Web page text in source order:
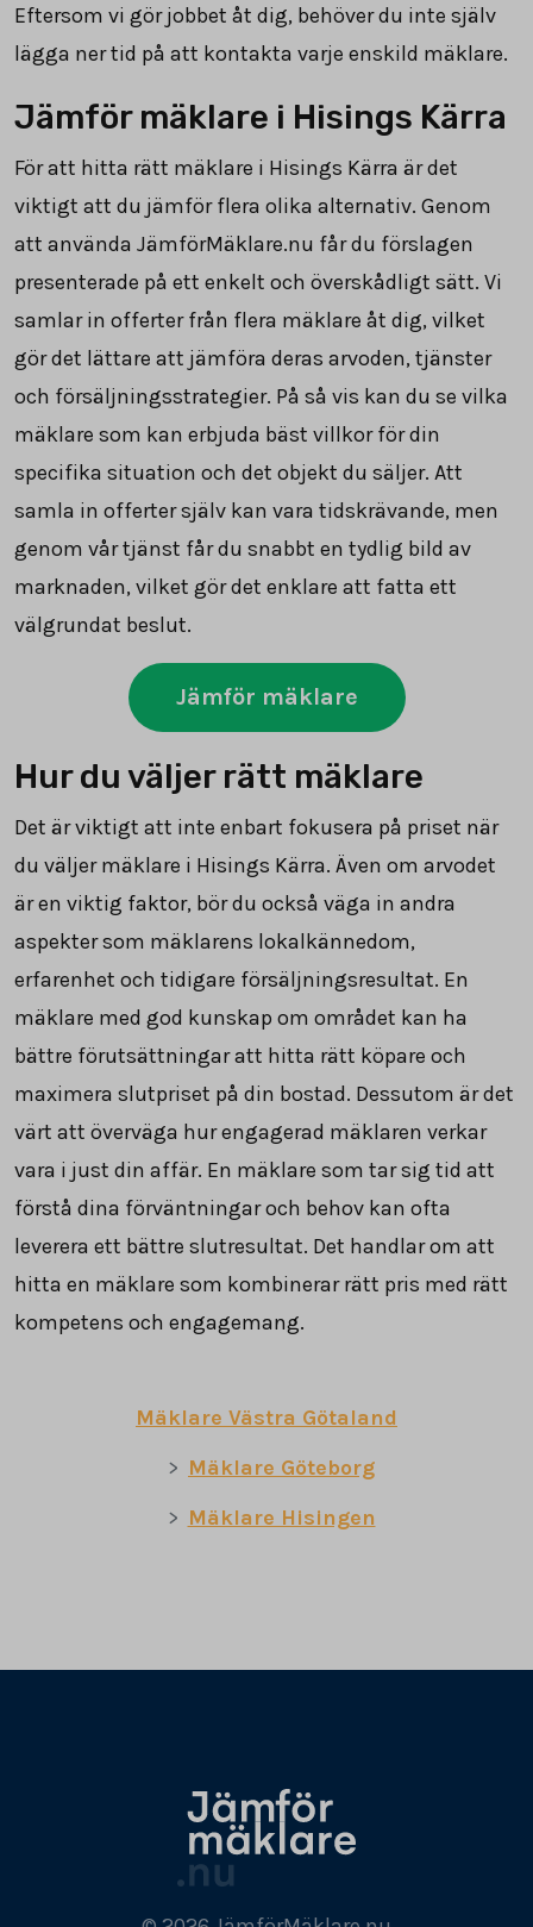
Eftersom vi gör jobbet åt dig, behöver du inte själv
lägga ner tid på att kontakta varje enskild mäklare.
Jämför mäklare i Hisings Kärra
För att hitta rätt mäklare i Hisings Kärra är det
viktigt att du jämför flera olika alternativ. Genom
att använda JämförMäklare.nu får du förslagen
presenterade på ett enkelt och överskådligt sätt. Vi
samlar in offerter från flera mäklare åt dig, vilket
gör det lättare att jämföra deras arvoden, tjänster
och försäljningsstrategier. På så vis kan du se vilka
mäklare som kan erbjuda bäst villkor för din
specifika situation och det objekt du säljer. Att
samla in offerter själv kan vara tidskrävande, men
genom vår tjänst får du snabbt en tydlig bild av
marknaden, vilket gör det enklare att fatta ett
välgrundat beslut.
Jämför mäklare
Hur du väljer rätt mäklare
Det är viktigt att inte enbart fokusera på priset när
du väljer mäklare i Hisings Kärra. Även om arvodet
är en viktig faktor, bör du också väga in andra
aspekter som mäklarens lokalkännedom,
erfarenhet och tidigare försäljningsresultat. En
mäklare med god kunskap om området kan ha
bättre förutsättningar att hitta rätt köpare och
maximera slutpriset på din bostad. Dessutom är det
värt att överväga hur engagerad mäklaren verkar
vara i just din affär. En mäklare som tar sig tid att
förstå dina förväntningar och behov kan ofta
leverera ett bättre slutresultat. Det handlar om att
hitta en mäklare som kombinerar rätt pris med rätt
kompetens och engagemang.
Mäklare Västra Götaland
Mäklare Göteborg
Mäklare Hisingen